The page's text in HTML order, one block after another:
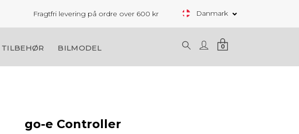
Fragtfri levering på ordre over 600 kr Danmark
TILBEHØR BILMODEL 0
go-e Controller